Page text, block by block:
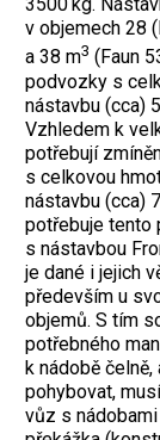
v objemech 28
a 38 m3 (Faun
podvozky s
nástavbu (cca)
Vzhledem k
potřebují
s celkovou
nástavbu (cca)
potřebuje tento
s nástavbou
je dané i jejich
především u
objemů. S tím
potřebného
k nádobě
pohybovat,
vůz s